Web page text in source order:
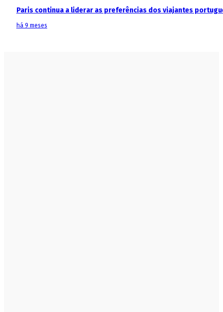
Paris continua a liderar as preferências dos viajantes
há 9 meses